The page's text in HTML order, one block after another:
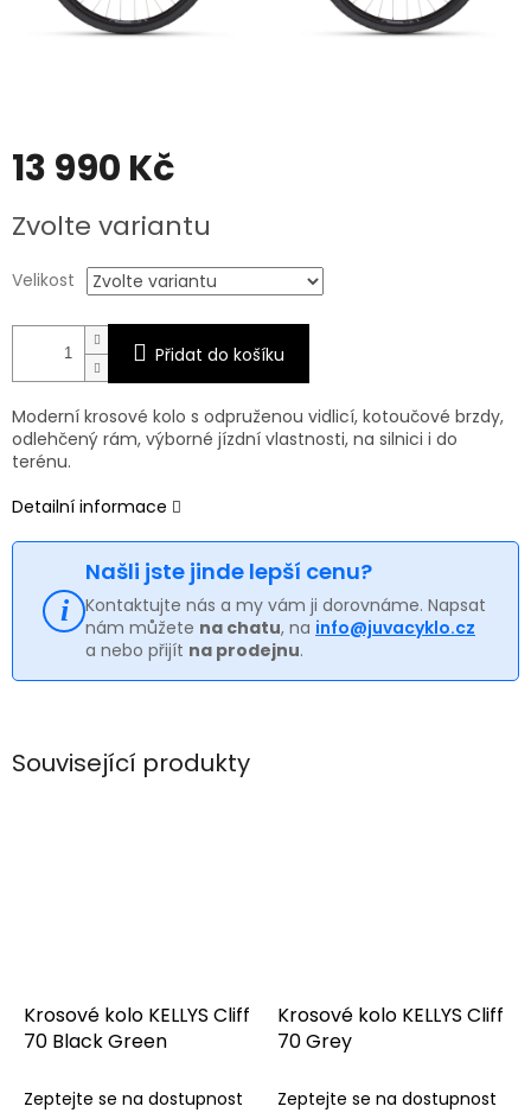
13 990 Kč
cena:
Zvolte variantu
Velikost
Přidat do košíku
Moderní krosové kolo s odpruženou vidlicí, kotoučové brzdy,
odlehčený rám, výborné jízdní vlastnosti, na silnici i do
terénu.
Detailní informace
Našli jste jinde lepší cenu?
Kontaktujte nás a my vám ji dorovnáme. Napsat
nám můžete na chatu, na info@juvacyklo.cz
a nebo přijít na prodejnu.
Související produkty
Krosové kolo KELLYS Cliff
70 Black Green
Zeptejte se na dostupnost
Krosové kolo KELLYS Cliff
70 Grey
Zeptejte se na dostupnost